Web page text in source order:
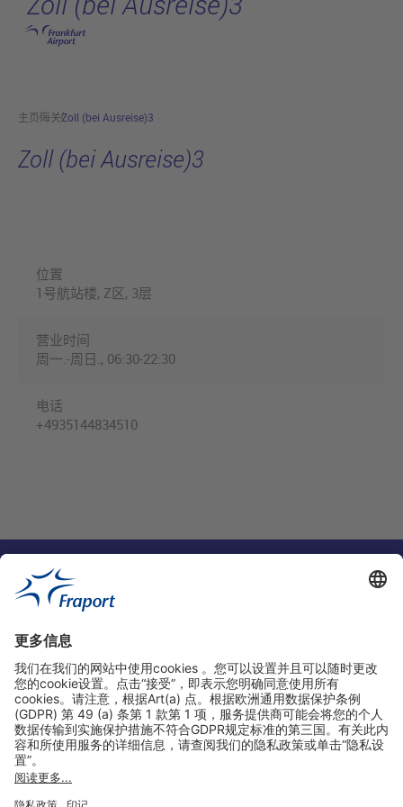
跳转至主页
主页海关Zoll (bei Ausreise)3
Zoll (bei Ausreise)3
位置
1号航站楼, Z区, 3层
营业时间
周一.-周日., 06:30-22:30
电话
+4935144834510
实用链接
购物&线上预定
关于我们